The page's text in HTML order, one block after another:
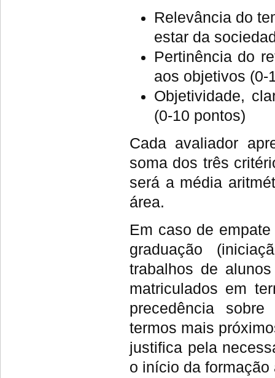
Relevância do
estar da
Pertinência do
aos objetivos (0-
Objetividade,
(0-10 pontos)
Cada avaliador
soma dos três
será a média
área.
Em caso de
graduação
trabalhos de
matriculados em
precedência
termos mais
justifica pela
o início da formação